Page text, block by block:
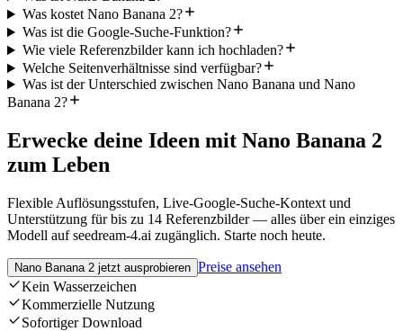
Was kostet Nano Banana 2?
Was ist die Google-Suche-Funktion?
Wie viele Referenzbilder kann ich hochladen?
Welche Seitenverhältnisse sind verfügbar?
Was ist der Unterschied zwischen Nano Banana und Nano
Banana 2?
Erwecke deine Ideen mit Nano Banana 2
zum Leben
Flexible Auflösungsstufen, Live-Google-Suche-Kontext und
Unterstützung für bis zu 14 Referenzbilder — alles über ein einziges
Modell auf seedream-4.ai zugänglich. Starte noch heute.
Nano Banana 2 jetzt ausprobieren Preise ansehen
Kein Wasserzeichen
Kommerzielle Nutzung
Sofortiger Download